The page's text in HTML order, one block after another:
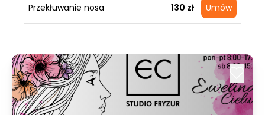
Przekłuwanie nosa 130 zł Umów